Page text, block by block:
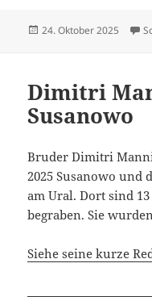
Veröffentlicht
24. Oktober 2025
Dimitri
Susanowo
Bruder Dimitri
2025 Susanowo und
am Ural. Dort sind
begraben. Sie
Siehe seine kurze